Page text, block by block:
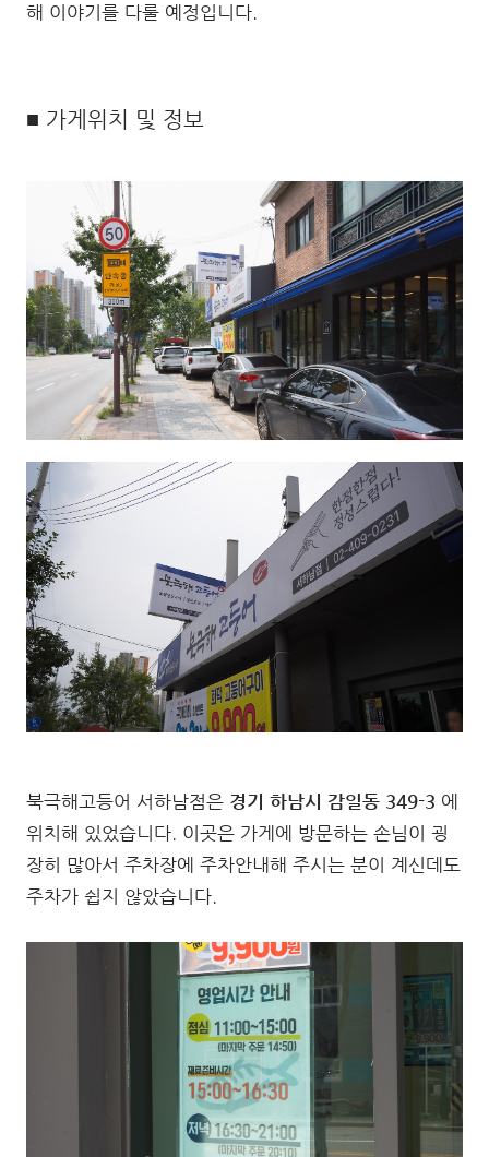
해 이야기를 다룰 예정입니다.
■ 가게위치 및 정보
북극해고등어 서하남점은 경기 하남시 감일동 349-3 에
위치해 있었습니다. 이곳은 가게에 방문하는 손님이 굉
장히 많아서 주차장에 주차안내해 주시는 분이 계신데도
주차가 쉽지 않았습니다.